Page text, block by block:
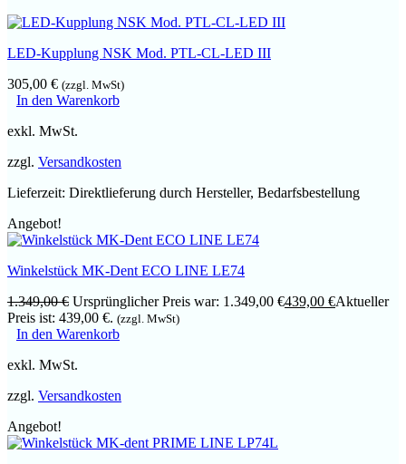
LED-Kupplung NSK Mod. PTL-CL-LED III
305,00 € (zzgl. MwSt)
In den Warenkorb
exkl. MwSt.
zzgl. Versandkosten
Lieferzeit: Direktlieferung durch Hersteller, Bedarfsbestellung
Angebot!
Winkelstück MK-Dent ECO LINE LE74
1.349,00€ Ursprünglicher Preis war: 1.349,00 €439,00 €Aktueller
Preis ist: 439,00 €. (zzgl. MwSt)
In den Warenkorb
exkl. MwSt.
zzgl. Versandkosten
Angebot!